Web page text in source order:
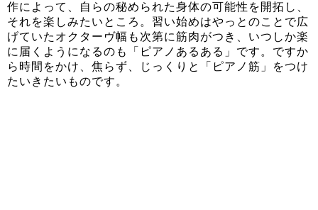
作によって、自らの秘められた身体の可能性を開拓し、
それを楽しみたいところ。習い始めはやっとのことで広
げていたオクターヴ幅も次第に筋肉がつき、いつしか楽
に届くようになるのも「ピアノあるある」です。ですか
ら時間をかけ、焦らず、じっくりと「ピアノ筋」をつけ
たいきたいものです。